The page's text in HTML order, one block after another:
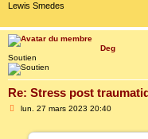
Lewis Smedes
Deg
Soutien
Re: Stress post
Mlun. 27 mars 2023 20:40